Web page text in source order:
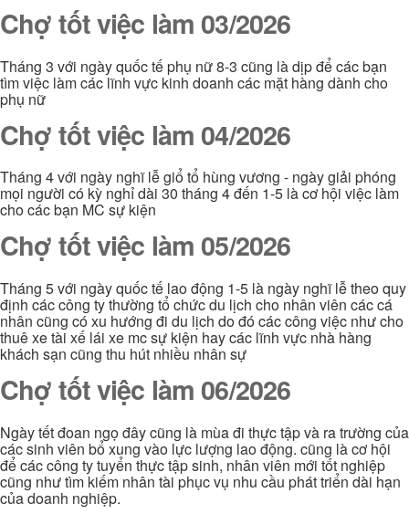
Chợ tốt việc làm 03/2026
Tháng 3 với ngày quốc tế phụ nữ 8-3 cũng là dịp để các bạn
tìm việc làm các lĩnh vực kinh doanh các mặt hàng dành cho
phụ nữ
Chợ tốt việc làm 04/2026
Tháng 4 với ngày nghĩ lễ giổ tổ hùng vương - ngày giải phóng
mọi người có kỳ nghỉ dài 30 tháng 4 đến 1-5 là cơ hội việc làm
cho các bạn MC sự kiện
Chợ tốt việc làm 05/2026
Tháng 5 với ngày quốc tế lao động 1-5 là ngày nghĩ lễ theo quy
định các công ty thường tổ chức du lịch cho nhân viên các cá
nhân cũng có xu hướng đi du lịch do đó các công việc như cho
thuê xe tài xế lái xe mc sự kiện hay các lĩnh vực nhà hàng
khách sạn cũng thu hút nhiều nhân sự
Chợ tốt việc làm 06/2026
Ngày tết đoan ngọ đây cũng là mùa đi thực tập và ra trường của
các sinh viên bổ xung vào lực lượng lao động. cũng là cơ hội
để các công ty tuyển thực tập sinh, nhân viên mới tốt nghiệp
cũng như tìm kiếm nhân tài phục vụ nhu cầu phát triển dài hạn
của doanh nghiệp.